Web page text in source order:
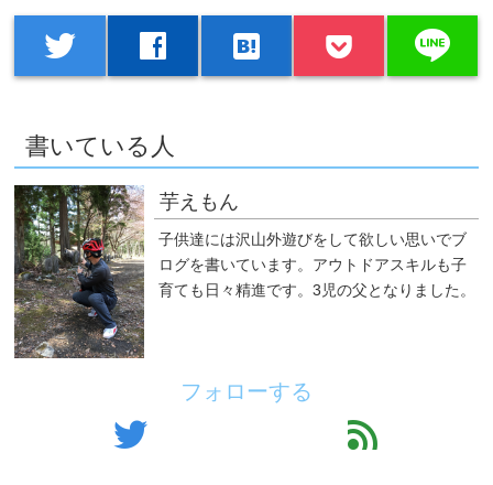
twitter facebook hatenabookmark line
書いている人
芋えもん
子供達には沢山外遊びをして欲しい思いでブ
ログを書いています。アウトドアスキルも子
育ても日々精進です。3児の父となりました。
フォローする
twitter feed